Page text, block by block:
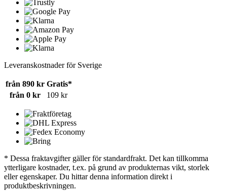
Leveranskostnader för Sverige
från 890 kr Gratis*
från 0 kr
109 kr
* Dessa fraktavgifter gäller för standardfrakt. Det kan tillkomma
ytterligare kostnader, t.ex. på grund av produkternas vikt, storlek
eller egenskaper. Du hittar denna information direkt i
produktbeskrivningen.